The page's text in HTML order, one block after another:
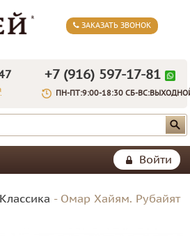
ЗАКАЗАТЬ ЗВОНОК
+7 (916) 597-17-81
ПН-ПТ:9:00-18:30 СБ-
Войти
Классика - Омар Хайям. Рубайят